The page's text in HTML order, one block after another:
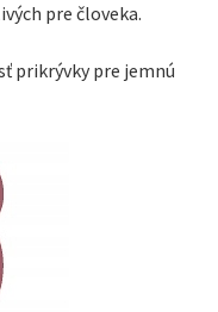
pre človeka.
prikrývky pre jemnú